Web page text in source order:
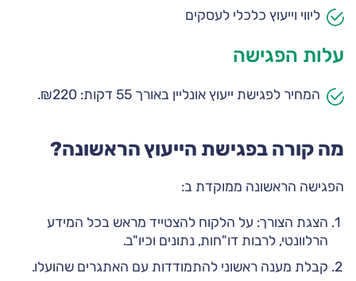
ליווי וייעוץ כלכלי לעסקים
עלות הפגישה
המחיר לפגישת ייעוץ אונליין באורך 55 דקות: ₪220.
מה קורה בפגישת הייעוץ הראשונה?
הפגישה הראשונה ממוקדת ב:
הצגת הצורך: על הלקוח להצטייד מראש בכל המידע
הרלוונטי, לרבות דו"חות, נתונים וכיו"ב.
קבלת מענה ראשוני להתמודדות עם האתגרים שהועלו.